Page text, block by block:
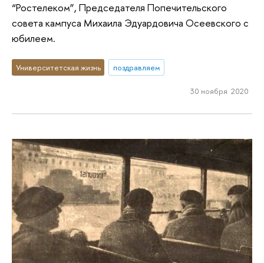
“Ростелеком”, Председателя Попечительского
совета кампуса Михаила Эдуардовича Осеевского с
юбилеем.
Университетская жизнь поздравляем
30 ноября 2020